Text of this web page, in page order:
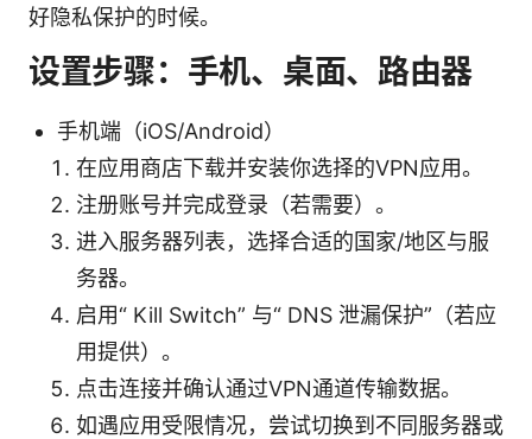
好隐私保护的时候。
设置步骤：手机、桌面、路由器
手机端（iOS/Android）
在应用商店下载并安装你选择的VPN应用。
注册账号并完成登录（若需要）。
进入服务器列表，选择合适的国家/地区与服
务器。
启用“ Kill Switch” 与“ DNS 泄漏保护”（若应
用提供）。
点击连接并确认通过VPN通道传输数据。
如遇应用受限情况，尝试切换到不同服务器或